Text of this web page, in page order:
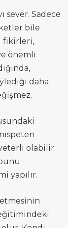
sever. Sadece
bile
fikirleri,
önemli
daha
olabilir.
yapılır.